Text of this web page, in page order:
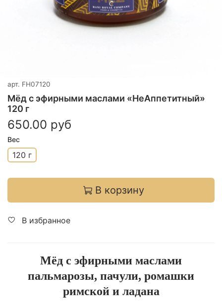
арт. FH07120
Мёд с эфирными маслами «НеАппетитный»
120 г
650.00 руб
Вес
120 г
В корзину
В избранное
Мёд с эфирными маслами
пальмарозы, пачули, ромашки
римской и ладана